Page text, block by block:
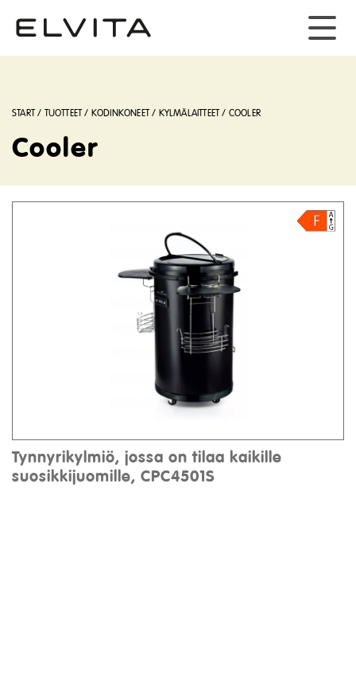
START/ TUOTTEET/ KODINKONEET/ KYLMÄLAITTEET/ COOLER
Cooler
Tynnyrikylmiö, jossa on tilaa kaikille
suosikkijuomille, CPC4501S